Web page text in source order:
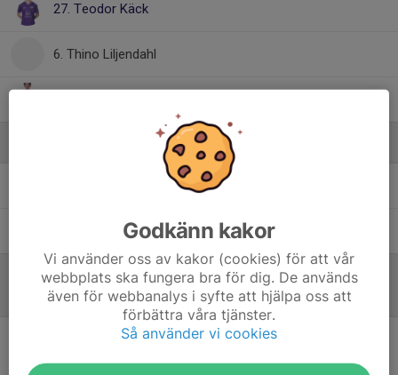
27. Teodor Käck
6. Thino Liljendahl
Magnus CimmerbeckMålvaktstränare
Hjälptränare
Referat
Godkänn kakor
Vi använder oss av kakor (cookies) för att vår
webbplats ska fungera bra för dig. De används
även för webbanalys i syfte att hjälpa oss att
förbättra våra tjänster.
Så använder vi cookies